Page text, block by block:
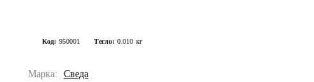
Код: 950001 Тегло: 0.010 кг
Марка: Сведа